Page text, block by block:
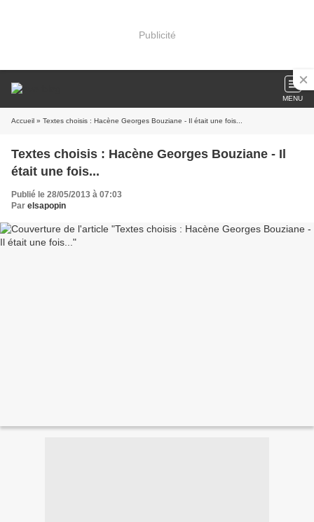
Publicité
MENU
Accueil » Textes choisis : Hacène Georges Bouziane - Il était une fois...
Textes choisis : Hacène Georges Bouziane - Il
était une fois...
Publié le 28/05/2013 à 07:03
Par elsapopin